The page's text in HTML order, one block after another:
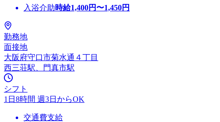
入浴介助時給1,400円〜1,450円
勤務地
面接地
大阪府守口市菊水通４丁目
西三荘駅、門真市駅
シフト
1日8時間 週3日からOK
交通費支給